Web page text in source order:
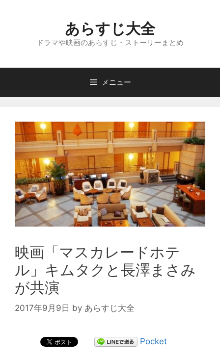
へ
あらすじ大全
ドラマや映画のあらすじ・ストーリーまとめ
メニュー
映画「マスカレードホテ
ル」キムタクと長澤まさみ
が共演
2017年9月9日 by あらすじ大全
Pocket